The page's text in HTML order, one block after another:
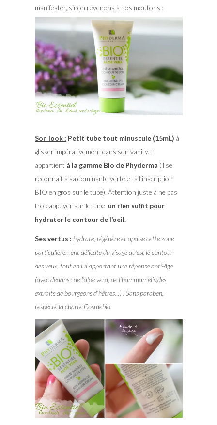
manifester, sinon revenons à nos moutons :
Son look : Petit tube tout minuscule (15mL) à
glisser impérativement dans son vanity. Il
appartient à la gamme Bio de Phyderma (il se
reconnait à sa dominante verte et à l’inscription
BIO en gros sur le tube). Attention juste à ne pas
trop appuyer sur le tube, un rien suffit pour
hydrater le contour de l’oeil.
Ses vertus : hydrate, régénère et apaise cette zone
particulièrement délicate du visage qu’est le contour
des yeux, tout en lui apportant une réponse anti-âge
(avec dedans : de l’aloe vera, de l’hammamelis,des
extraits de bourgeons d’hêtres…) . Sans paraben,
respecte la charte Cosmebio.